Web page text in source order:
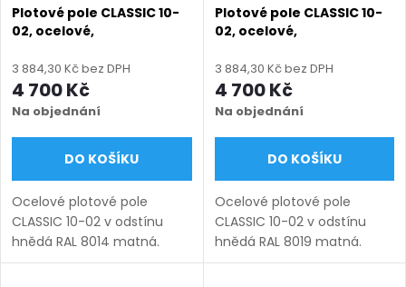
Plotové pole CLASSIC 10-
02, ocelové,
(šířka 100–3300 mm,
výška 450–1750 mm),
hnědá RAL 8014 matná
3 884,30 Kč bez DPH
4 700 Kč
Na objednání
DO KOŠÍKU
Ocelové plotové pole
CLASSIC 10-02 v odstínu
hnědá RAL 8014 matná.
Bezúdržbová ocel (žárový
Plotové pole CLASSIC 10-
02, ocelové,
(šířka 100–3300 mm,
výška 450–1750 mm),
hnědá RAL 8019 matná
3 884,30 Kč bez DPH
4 700 Kč
Na objednání
DO KOŠÍKU
Ocelové plotové pole
CLASSIC 10-02 v odstínu
hnědá RAL 8019 matná.
Bezúdržbová ocel (žárový